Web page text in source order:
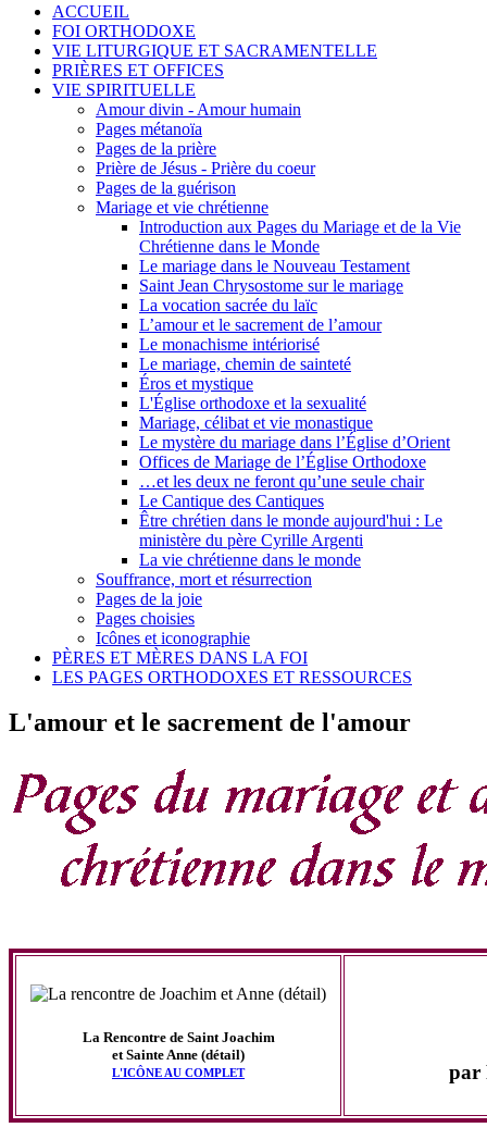
ACCUEIL
FOI ORTHODOXE
VIE LITURGIQUE ET SACRAMENTELLE
PRIÈRES ET OFFICES
VIE SPIRITUELLE
Amour divin - Amour humain
Pages métanoïa
Pages de la prière
Prière de Jésus - Prière du coeur
Pages de la guérison
Mariage et vie chrétienne
Introduction aux Pages du Mariage et de la Vie
Chrétienne dans le Monde
Le mariage dans le Nouveau Testament
Saint Jean Chrysostome sur le mariage
La vocation sacrée du laïc
L’amour et le sacrement de l’amour
Le monachisme intériorisé
Le mariage, chemin de sainteté
Éros et mystique
L'Église orthodoxe et la sexualité
Mariage, célibat et vie monastique
Le mystère du mariage dans l’Église d’Orient
Offices de Mariage de l’Église Orthodoxe
…et les deux ne feront qu’une seule chair
Le Cantique des Cantiques
Être chrétien dans le monde aujourd'hui : Le
ministère du père Cyrille Argenti
La vie chrétienne dans le monde
Souffrance, mort et résurrection
Pages de la joie
Pages choisies
Icônes et iconographie
PÈRES ET MÈRES DANS LA FOI
LES PAGES ORTHODOXES ET RESSOURCES
L'amour et le sacrement de l'amour
La Rencontre de Saint Joachim
et Sainte Anne (détail)
L'ICÔNE AU COMPLET par